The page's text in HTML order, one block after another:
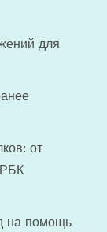
для
от
на помощь